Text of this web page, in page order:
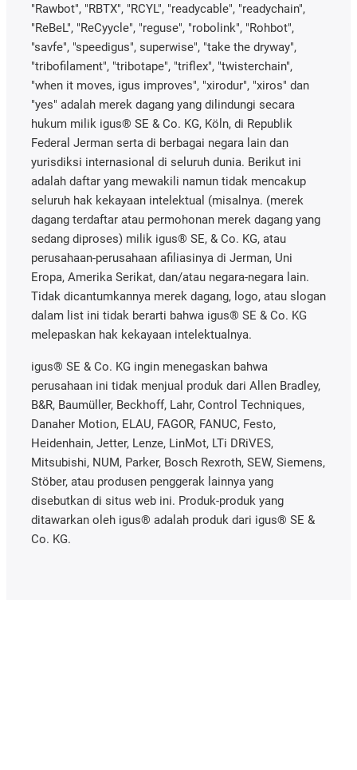
"Rawbot", "RBTX", "RCYL", "readycable", "readychain",
"ReBeL", "ReCyycle", "reguse", "robolink", "Rohbot",
"savfe", "speedigus", superwise", "take the dryway",
"tribofilament", "tribotape", "triflex", "twisterchain",
"when it moves, igus improves", "xirodur", "xiros" dan
"yes" adalah merek dagang yang dilindungi secara
hukum milik igus® SE & Co. KG, Köln, di Republik
Federal Jerman serta di berbagai negara lain dan
yurisdiksi internasional di seluruh dunia. Berikut ini
adalah daftar yang mewakili namun tidak mencakup
seluruh hak kekayaan intelektual (misalnya. (merek
dagang terdaftar atau permohonan merek dagang yang
sedang diproses) milik igus® SE, & Co. KG, atau
perusahaan-perusahaan afiliasinya di Jerman, Uni
Eropa, Amerika Serikat, dan/atau negara-negara lain.
Tidak dicantumkannya merek dagang, logo, atau slogan
dalam list ini tidak berarti bahwa igus® SE & Co. KG
melepaskan hak kekayaan intelektualnya.
igus® SE & Co. KG ingin menegaskan bahwa
perusahaan ini tidak menjual produk dari Allen Bradley,
B&R, Baumüller, Beckhoff, Lahr, Control Techniques,
Danaher Motion, ELAU, FAGOR, FANUC, Festo,
Heidenhain, Jetter, Lenze, LinMot, LTi DRiVES,
Mitsubishi, NUM, Parker, Bosch Rexroth, SEW, Siemens,
Stöber, atau produsen penggerak lainnya yang
disebutkan di situs web ini. Produk-produk yang
ditawarkan oleh igus® adalah produk dari igus® SE &
Co. KG.